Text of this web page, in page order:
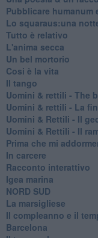
Pubblicare humanum
Lo squaraus:una
Tutto è relativo
L'anima secca
Un bel mortorio
Cosi è la vita
Il tango
​Uomini & rettili - The
​Uomini & rettili - La
Uomini & Rettili - Il
Uomini & Rettili - Il
Prima che mi
In carcere
Racconto interattivo
Igea marina
​NORD SUD
La marsigliese
Il compleanno e il
Barcelona